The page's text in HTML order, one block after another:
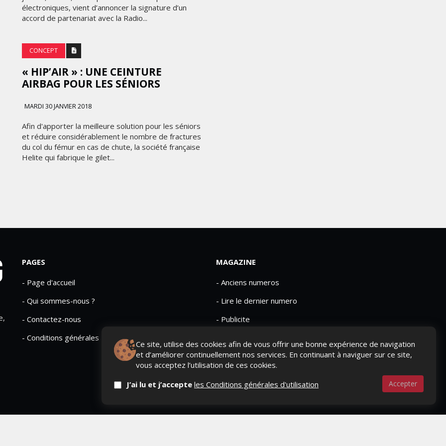
électroniques, vient d’annoncer la signature d’un
accord de partenariat avec la Radio...
CONCEPT
« HIP’AIR » : UNE CEINTURE
AIRBAG POUR LES SÉNIORS
MARDI 30 JANVIER 2018
Afin d'apporter la meilleure solution pour les séniors
et réduire considérablement le nombre de fractures
du col du fémur en cas de chute, la société française
Helite qui fabrique le gilet...
Ce site, utilise des cookies afin de vous offrir une bonne expérience de navigation
et d’améliorer continuellement nos services. En continuant à naviguer sur ce site,
vous acceptez l’utilisation de ces cookies.
J’ai lu et j’accepte les Conditions générales d'utilisation Accepter
PAGES
- Page d'accueil
- Qui sommes-nous ?
- Contactez-nous
- Conditions générales
MAGAZINE
- Anciens numeros
- Lire le dernier numero
- Publicite